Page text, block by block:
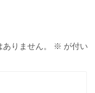
りません。 ※ が付い